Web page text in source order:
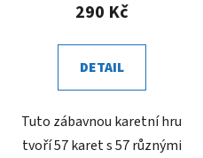
290 Kč
DETAIL
Tuto zábavnou karetní hru
tvoří 57 karet s 57 různými